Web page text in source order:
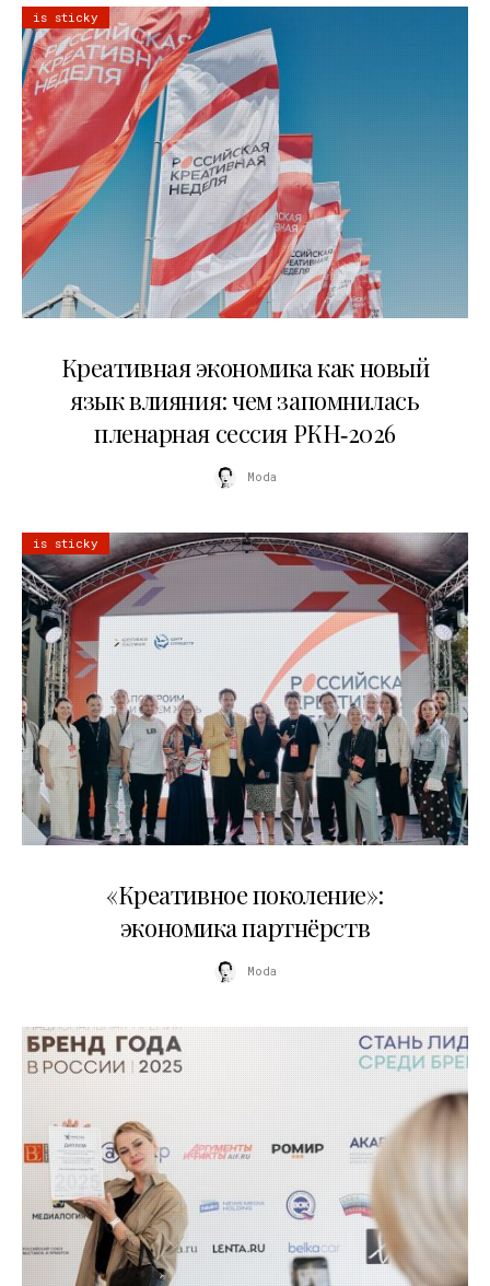
is sticky
Креативная экономика как новый
язык влияния: чем запомнилась
пленарная сессия РКН‑2026
Moda
is sticky
«Креативное поколение»:
экономика партнёрств
Moda